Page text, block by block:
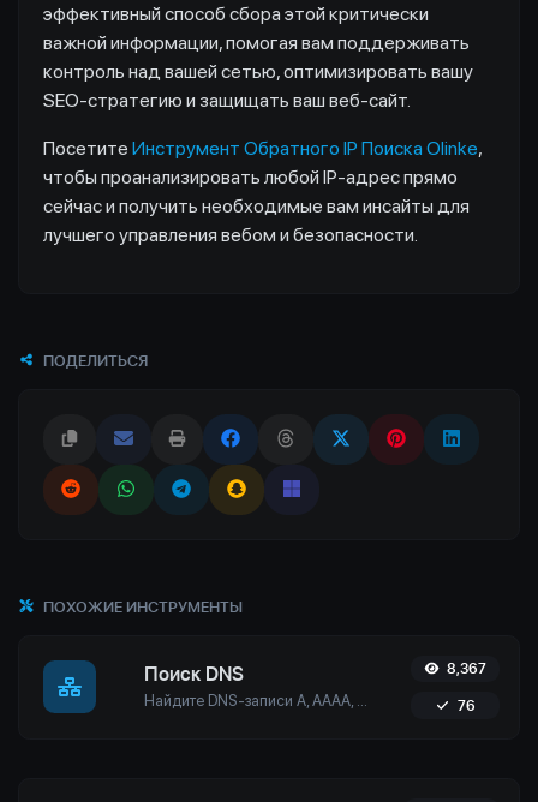
эффективный способ сбора этой критически
важной информации, помогая вам поддерживать
контроль над вашей сетью, оптимизировать вашу
SEO-стратегию и защищать ваш веб-сайт.
Посетите Инструмент Обратного IP Поиска Olinke,
чтобы проанализировать любой IP-адрес прямо
сейчас и получить необходимые вам инсайты для
лучшего управления вебом и безопасности.
ПОДЕЛИТЬСЯ
ПОХОЖИЕ ИНСТРУМЕНТЫ
Поиск DNS 8,367
76